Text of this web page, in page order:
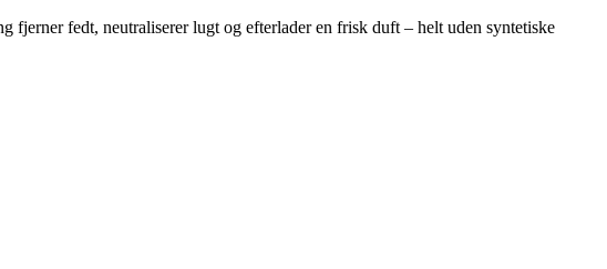
fedt, neutraliserer lugt og efterlader en frisk duft – helt uden syntetiske